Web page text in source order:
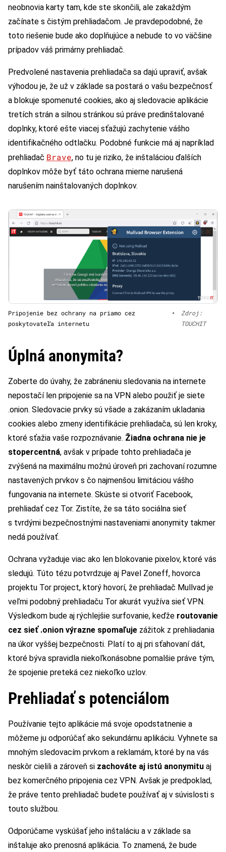
neobnovia karty tam, kde ste skončili, ale zakaždým
začínate s čistým prehliadačom. Je pravdepodobné, že
toto riešenie bude ako doplňujúce a nebude to vo väčšine
prípadov váš primárny prehliadač.
Predvolené nastavenia prehliadača sa dajú upraviť, avšak
výhodou je, že už v základe sa postará o vašu bezpečnosť
a blokuje spomenuté cookies, ako aj sledovacie aplikácie
tretích strán a silnou stránkou sú práve predinštalované
doplnky, ktoré ešte viacej sťažujú zachytenie vášho
identifikačného odtlačku. Podobné funkcie má aj napríklad
prehliadač Brave, no tu je riziko, že inštaláciou ďalších
doplnkov môže byť táto ochrana mierne narušená
narušením nainštalovaných doplnkov.
Pripojenie bez ochrany na priamo cez
poskytovateľa internetu
•
Zdroj:
TOUCHIT
Úplná anonymita?
Zoberte do úvahy, že zabráneniu sledovania na internete
nepostačí len pripojenie sa na VPN alebo použiť je siete
.onion. Sledovacie prvky sú všade a zakázaním ukladania
cookies alebo zmeny identifikácie prehliadača, sú len kroky,
ktoré sťažia vaše rozpoznávanie. Žiadna ochrana nie je
stopercentná, avšak v prípade tohto prehliadača je
zvýšená na maximálnu možnú úroveň pri zachovaní rozumne
nastavených prvkov s čo najmenšou limitáciou vášho
fungovania na internete. Skúste si otvoriť Facebook,
prehliadať cez Tor. Zistíte, že sa táto sociálna sieť
s tvrdými bezpečnostnými nastaveniami anonymity takmer
nedá používať.
Ochrana vyžaduje viac ako len blokovanie pixelov, ktoré vás
sledujú. Túto tézu potvrdzuje aj Pavel Zoneff, hovorca
projektu Tor project, ktorý hovorí, že prehliadač Mullvad je
veľmi podobný prehliadaču Tor akurát využíva sieť VPN.
Výsledkom bude aj rýchlejšie surfovanie, keďže routovanie
cez sieť .onion výrazne spomaľuje zážitok z prehliadania
na úkor vyššej bezpečnosti. Platí to aj pri sťahovaní dát,
ktoré býva spravidla niekoľkonásobne pomalšie práve tým,
že spojenie preteká cez niekoľko uzlov.
Prehliadať s potenciálom
Používanie tejto aplikácie má svoje opodstatnenie a
môžeme ju odporúčať ako sekundárnu aplikáciu. Vyhnete sa
mnohým sledovacím prvkom a reklamám, ktoré by na vás
neskôr cielili a zároveň si zachováte aj istú anonymitu aj
bez komerčného pripojenia cez VPN. Avšak je predpoklad,
že práve tento prehliadač budete používať aj v súvislosti s
touto službou.
Odporúčame vyskúšať jeho inštaláciu a v základe sa
inštaluje ako prenosná aplikácia. To znamená, že bude